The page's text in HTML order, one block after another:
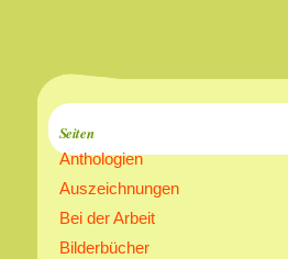
Seiten
Anthologien
Auszeichnungen
Bei der Arbeit
Bilderbücher